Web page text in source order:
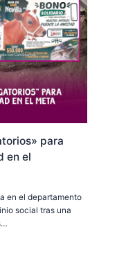
para
en el
en el departamento
social tras una